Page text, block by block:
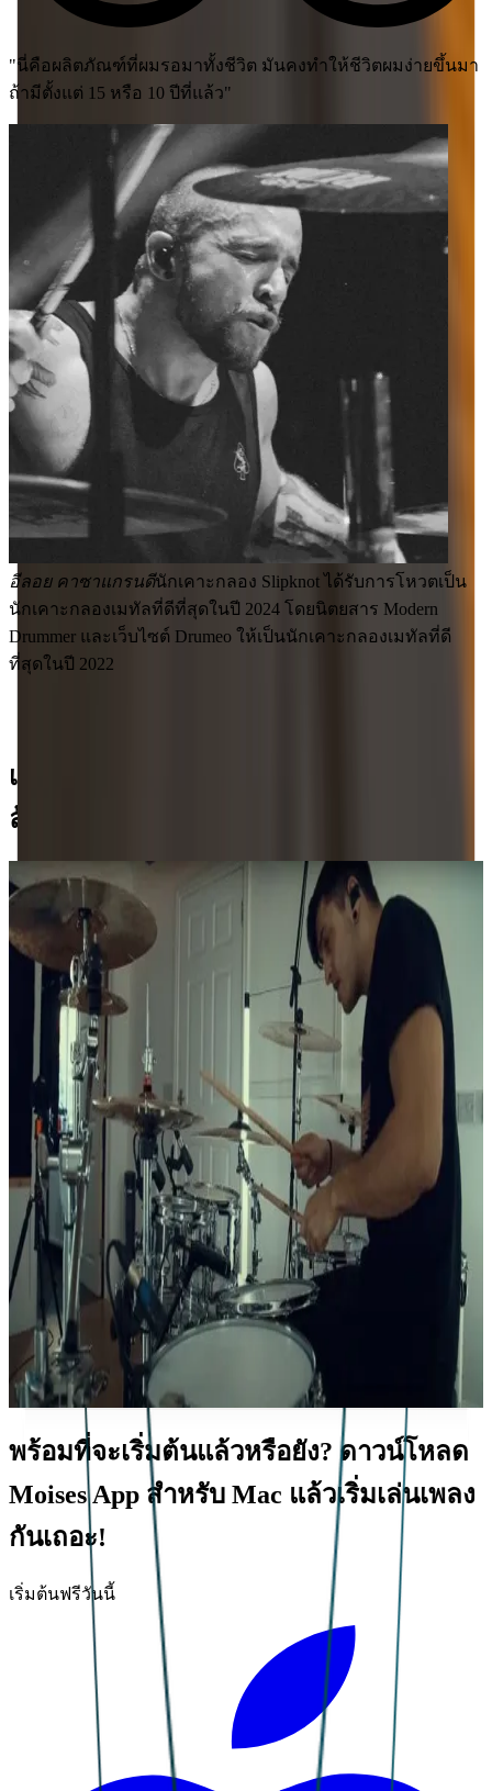
"ฉันกำลังใช้ Moises ในขณะนี้เป็นส่วนหนึ่งของกระบวนการ
ทำงานของฉัน สำหรับสิ่งที่ฉันทำ และฉันคิดว่ามันจะเป็นเครื่อง
มือที่ดีสำหรับทุกคน - ไม่ว่าคุณจะฝึกฝน การเรียนรู้ หรือการ
มาร์ตี ชวาร์ตซ์ (Marty Schwartz)ครูสอนกีตาร์ออนไลน์ชื่อดัง ผู้
เป็นที่รู้จักจากบทเรียนบน YouTube ที่เข้าใจง่ายและสอนเป็นขั้น
เข้าร่วมกับวงดนตรีผู้รักเสียงเพลงกว่า 70
ล้านคนทั่วโลก
พร้อมที่จะเริ่มต้นแล้วหรือยัง? ดาวน์โหลด
Moises App สำหรับ Mac แล้วเริ่มเล่นเพลง
กันเถอะ!
เริ่มต้นฟรีวันนี้